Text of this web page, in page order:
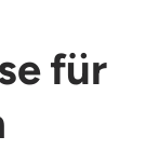
für